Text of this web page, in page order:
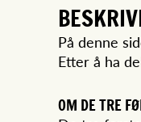
På denne
Etter å ha
OM DE TRE